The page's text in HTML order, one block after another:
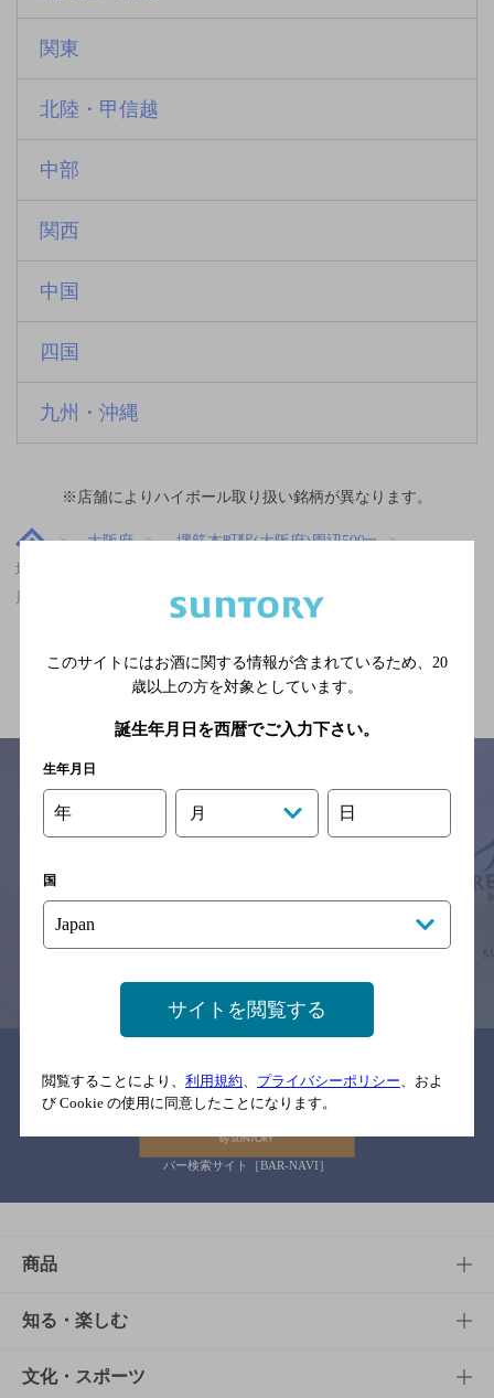
関東
北陸・甲信越
中部
関西
中国
四国
九州・沖縄
※店舗によりハイボール取り扱い銘柄が異なります。
大阪府
堺筋本町駅(大阪府)周辺500m
堺筋本町駅(大阪府)周辺500m,中華・韓国・焼肉,10,000円以上のお
店
関連ページ
サイトマップ 利用規約
念のためお店にご確認の上ご来店くださいますようお願い申し上げま
バー検索サイト［BAR-NAVI］
商品
商品TOP
商品一覧
知る・楽しむ
知る・楽しむTOP
文化・スポーツ
このサイトにはお酒に関する情報が含まれているため、 20
歳以上の方を対象としています。
誕生年月日を西暦でご入力下さい。
生年月日
年 月 日
国
サイトを閲覧する
閲覧することにより、 利用規約 プライバシーポリシー 、およ
び Cookie の使用に同意したことになります。